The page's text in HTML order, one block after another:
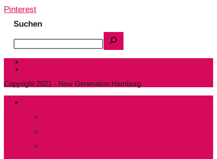
Pinterest
Suchen
Copyright 2021 - New Generation Hamburg